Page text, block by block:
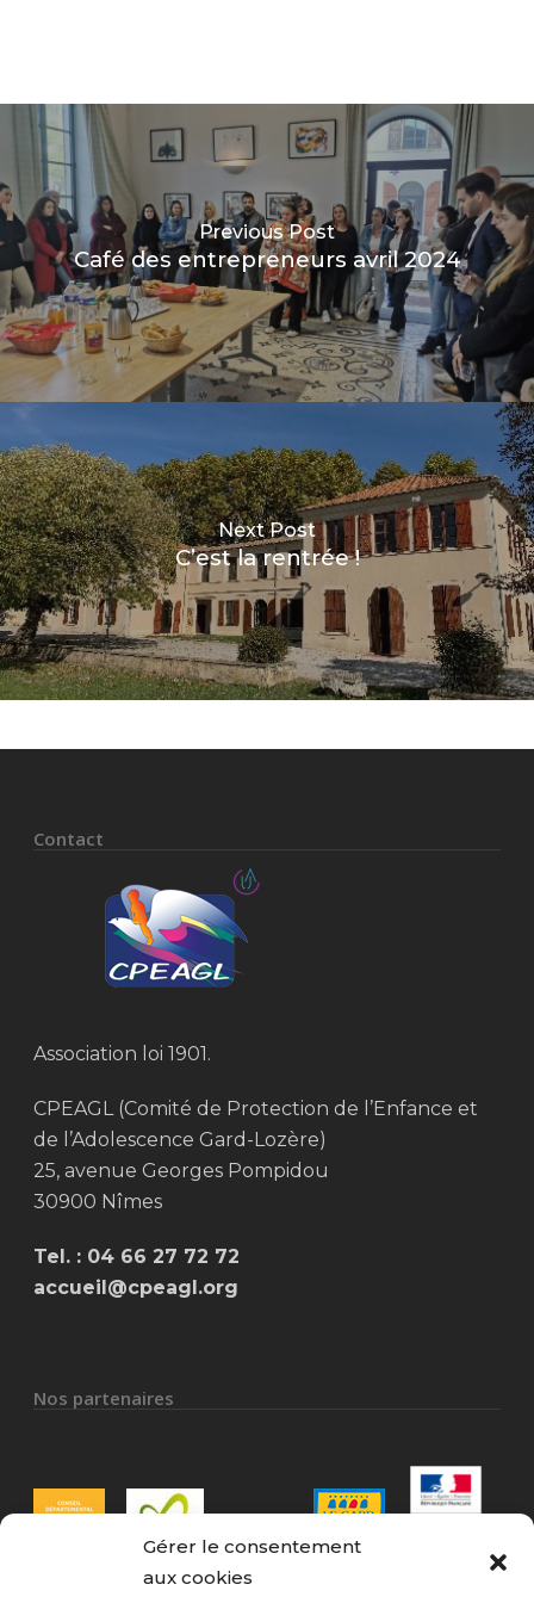
Gérer le consentement
aux cookies
Previous Post
Café des entrepreneurs avril 2024
Next Post
C’est la rentrée !
Contact
Association loi 1901.
CPEAGL (Comité de Protection de l’Enfance et
de l’Adolescence Gard-Lozère)
25, avenue Georges Pompidou
30900 Nîmes
Tel. : 04 66 27 72 72
accueil@cpeagl.org
Nos partenaires